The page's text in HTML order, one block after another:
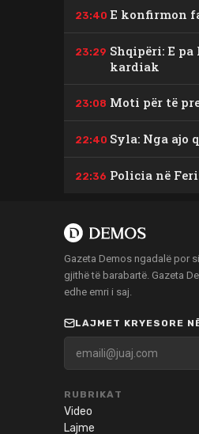
23:40 E konfirmon
23:29 Shqipëri: E
kardiak
23:08 Moti për të
22:40 Syla: Nga ajo
22:36 Policia në
Gazeta Demos ngadalë por
gjithë të barabartë. Gazeta
edhe emri i saj.
LAJMET KRYESORE
RUBRIKAT
Video
Lajme